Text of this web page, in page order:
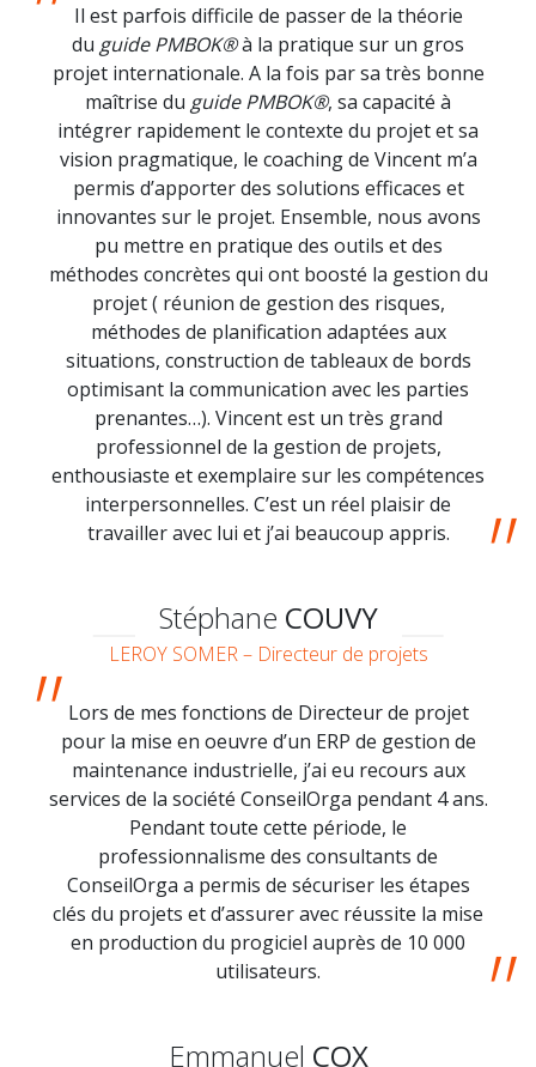
Il est parfois difficile de passer de la théorie
du guide PMBOK®à la pratique sur un gros
projet internationale. A la fois par sa très bonne
maîtrise du guide PMBOK®, sa capacité à
intégrer rapidement le contexte du projet et sa
vision pragmatique, le coaching de Vincent m’a
permis d’apporter des solutions efficaces et
innovantes sur le projet. Ensemble, nous avons
pu mettre en pratique des outils et des
méthodes concrètes qui ont boosté la gestion du
projet( réunion de gestion des risques,
méthodes de planification adaptées aux
situations, construction de tableaux de bords
optimisant la communication avec les parties
prenantes…). Vincent est un très grand
professionnel de la gestion de projets,
enthousiaste et exemplaire sur les compétences
interpersonnelles. C’est un réel plaisir de
travailler avec lui et j’ai beaucoup appris.
Stéphane COUVY
LEROY SOMER – Directeur de projets
Lors de mes fonctions de Directeur de projet
pour la mise en oeuvre d’un ERP de gestion de
maintenance industrielle, j’ai eu recours aux
services de la société ConseilOrga pendant 4 ans.
Pendant toute cette période, le
professionnalisme des consultants de
ConseilOrga a permis de sécuriser les étapes
clés du projets et d’assurer avec réussite la mise
en production du progiciel auprès de 10 000
utilisateurs.
Emmanuel COX